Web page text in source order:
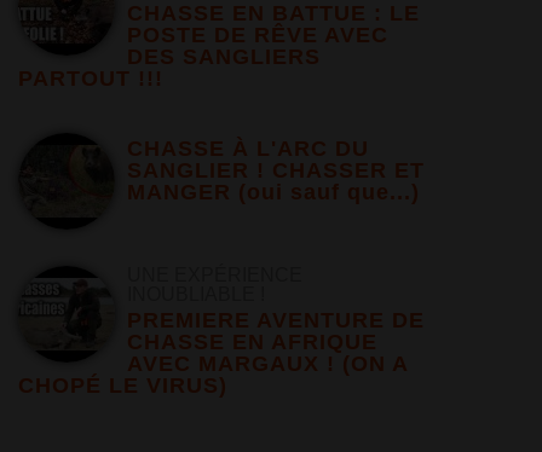
CHASSE EN BATTUE : LE
POSTE DE RÊVE AVEC
DES SANGLIERS
PARTOUT !!!
CHASSE À L'ARC DU
SANGLIER ! CHASSER ET
MANGER (oui sauf que...)
PREMIERE AVENTURE DE
CHASSE EN AFRIQUE
AVEC MARGAUX ! (ON A
CHOPÉ LE VIRUS)